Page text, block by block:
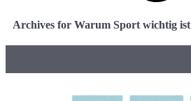
Archives for Warum Sport wichtig ist